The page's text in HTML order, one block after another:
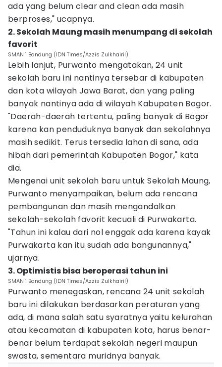
ada yang belum clear and clean ada masih
berproses," ucapnya.
2. Sekolah Maung masih menumpang di sekolah
favorit
SMAN 1 Bandung (IDN Times/Azzis Zulkhairil)
Lebih lanjut, Purwanto mengatakan, 24 unit
sekolah baru ini nantinya tersebar di kabupaten
dan kota wilayah Jawa Barat, dan yang paling
banyak nantinya ada di wilayah Kabupaten Bogor.
"Daerah-daerah tertentu, paling banyak di Bogor
karena kan penduduknya banyak dan sekolahnya
masih sedikit. Terus tersedia lahan di sana, ada
hibah dari pemerintah Kabupaten Bogor," kata
dia.
Mengenai unit sekolah baru untuk Sekolah Maung,
Purwanto menyampaikan, belum ada rencana
pembangunan dan masih mengandalkan
sekolah-sekolah favorit kecuali di Purwakarta.
"Tahun ini kalau dari nol enggak ada karena kayak
Purwakarta kan itu sudah ada bangunannya,"
ujarnya.
3. Optimistis bisa beroperasi tahun ini
SMAN 1 Bandung (IDN Times/Azzis Zulkhairil)
Purwanto menegaskan, rencana 24 unit sekolah
baru ini dilakukan berdasarkan peraturan yang
ada, di mana salah satu syaratnya yaitu kelurahan
atau kecamatan di kabupaten kota, harus benar-
benar belum terdapat sekolah negeri maupun
swasta, sementara muridnya banyak.